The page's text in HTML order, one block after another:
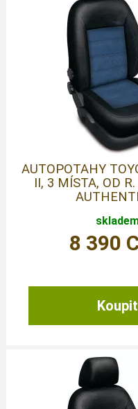
AUTOPOTAHY
II, 3 MÍSTA, OD
8 390